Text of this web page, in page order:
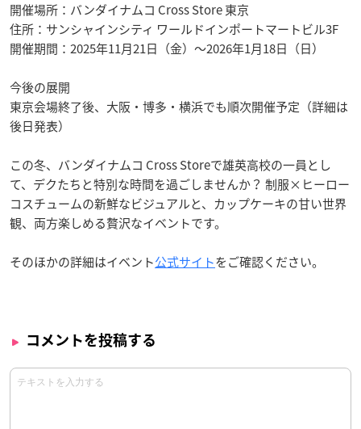
開催場所：バンダイナムコ Cross Store 東京
住所：サンシャインシティ ワールドインポートマートビル3F
開催期間：2025年11月21日（金）～2026年1月18日（日）
今後の展開
東京会場終了後、大阪・博多・横浜でも順次開催予定（詳細は
後日発表）
この冬、バンダイナムコ Cross Storeで雄英高校の一員とし
て、デクたちと特別な時間を過ごしませんか？ 制服×ヒーロー
コスチュームの新鮮なビジュアルと、カップケーキの甘い世界
観、両方楽しめる贅沢なイベントです。
そのほかの詳細はイベント公式サイトをご確認ください。
コメントを投稿する